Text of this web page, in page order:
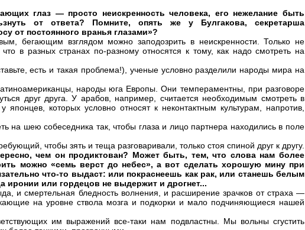
глаз — просто неискренность человека, его нежелание быть
от ответа? Помните, опять же у Булгакова, секретарша
от постоянного вранья глазами»?
бегающим взглядом можно заподозрить в неискренности. Только не
в разных странах по-разному относятся к тому, как надо смотреть на
есть и такая проблема!), ученые условно разделили народы мира на
народы юга Европы. Они темпераментны, при разговоре
друг друга. У арабов, например, считается необходимым смотреть в
японцев, которых условно относят к неконтактным культурам, напротив,
на шею собеседника так, чтобы глаза и лицо партнера находились в поле
чтобы зять и теща разговаривали, только стоя спиной друг к другу.
чем он продиктован? Может быть, тем, что слова нам более
можно «семь верст до небес», а вот сделать хорошую мину при
что-то выдаст: или покраснеешь как рак, или станешь белым
иронии или гордецов не выдержит и дрогнет...
и смертельная бледность волнения, и расширение зрачков от страха —
на уровне ствола мозга и подкорки и мало подчиняющиеся нашей
им выражений все-таки нам подвластны. Мы вольны сгустить